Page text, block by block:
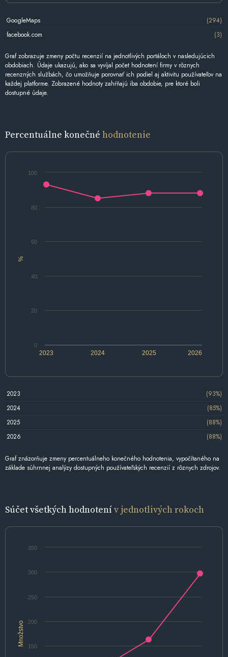
GoogleMaps
(294)
facebook.com
(3)
Graf zobrazuje zmeny počtu recenzií na jednotlivých portáloch v nasledujúcich
obdobiach. Údaje ukazujú, ako sa vyvíjal počet hodnotení firmy v rôznych
recenzných službách, čo umožňuje porovnať ich podiel aj aktivitu používateľov na
každej platforme. Zobrazené hodnoty zahŕňajú iba obdobie, pre ktoré boli
dostupné údaje.
Percentuálne konečné hodnotenie
%
2024 2026
2023 2025
0
20
40
60
80
100
2023
(93%)
2024
(85%)
2025
(88%)
2026
(88%)
Graf znázorňuje zmeny percentuálneho konečného hodnotenia, vypočítaného na
základe súhrnnej analýzy dostupných používateľských recenzií z rôznych zdrojov.
Súčet všetkých hodnotenív jednotlivých rokoch
Množstvo 150
200
250
300
350